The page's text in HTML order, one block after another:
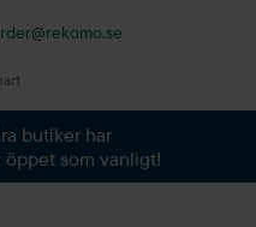
butiker har
öppet som vanligt!